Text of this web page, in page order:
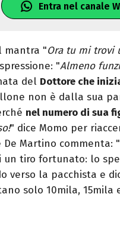
Entra nel canale
mantra "Ora tu mi trovi
"Almeno
del Dottore che
non è dalla sua
nel numero di sua
" dice Momo per
De Martino commenta: "
un tiro fortunato: lo
verso la pacchista e
solo 10mila, 15mila